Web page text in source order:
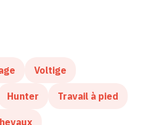
Voltige
Hunter Travail à pied